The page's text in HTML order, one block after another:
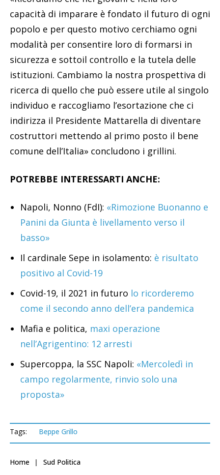
capacità di imparare è fondato il futuro di ogni
popolo e per questo motivo cerchiamo ogni
modalità per consentire loro di formarsi in
sicurezza e sottoil controllo e la tutela delle
istituzioni. Cambiamo la nostra prospettiva di
ricerca di quello che può essere utile al singolo
individuo e raccogliamo l’esortazione che ci
indirizza il Presidente Mattarella di diventare
costruttori mettendo al primo posto il bene
comune dell’Italia» concludono i grillini.
POTREBBE INTERESSARTI ANCHE:
Napoli, Nonno (FdI): «Rimozione Buonanno e
Panini da Giunta è livellamento verso il
basso»
Il cardinale Sepe in isolamento: è risultato
positivo al Covid-19
Covid-19, il 2021 in futuro lo ricorderemo
come il secondo anno dell’era pandemica
Mafia e politica, maxi operazione
nell’Agrigentino: 12 arresti
Supercoppa, la SSC Napoli: «Mercoledì in
campo regolarmente, rinvio solo una
proposta»
Tags: Beppe Grillo
Home Sud Politica